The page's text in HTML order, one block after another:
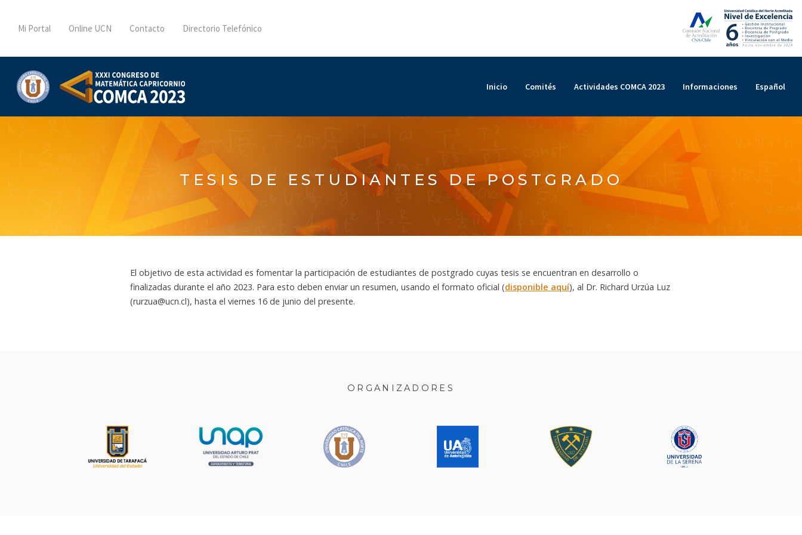
Mi Portal Online UCN Contacto Directorio Telefónico
Inicio Comités Actividades COMCA 2023 Informaciones Español
TESIS DE ESTUDIANTES DE POSTGRADO
El objetivo de esta actividad es fomentar la participación de estudiantes de postgrado cuyas tesis se encuentran en desarrollo o
finalizadas durante el año 2023. Para esto deben enviar un resumen, usando el formato oficial (disponible aquí), al Dr. Richard Urzúa Luz
(rurzua@ucn.cl), hasta el viernes 16 de junio del presente.
ORGANIZADORES